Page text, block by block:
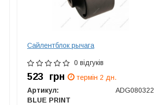
Сайлентблок рычага
0 відгуків
523 грн
термін 2 дн.
Артикул:
ADG080322
BLUE PRINT